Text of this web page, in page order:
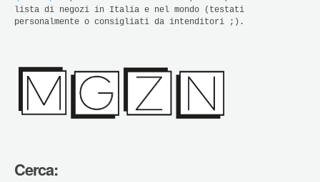
lista di negozi in Italia e nel mondo (testati
personalmente o consigliati da intenditori ;).
Cerca: